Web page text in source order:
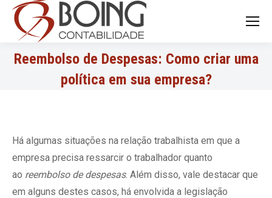
Search:
Reembolso de Despesas: Como criar uma
política em sua empresa?
Há algumas situações na relação trabalhista em que a
empresa precisa ressarcir o trabalhador quanto
ao reembolso de despesas. Além disso, vale destacar que
em alguns destes casos, há envolvida a legislação